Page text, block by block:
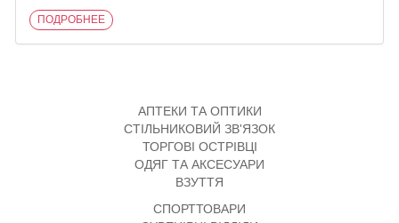
ПОДРОБНЕЕ
АПТЕКИ ТА ОПТИКИ
СТІЛЬНИКОВИЙ ЗВ'ЯЗОК
ТОРГОВІ ОСТРІВЦІ
ОДЯГ ТА АКСЕСУАРИ
ВЗУТТЯ
СПОРТТОВАРИ